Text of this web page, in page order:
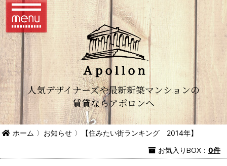
人気デザイナーズや最新新築マンションの
賃貸ならアポロンへ
ホーム 〉 お知らせ 〉
【住みたい街ランキング 2014年】
お気入りBOX： 0件